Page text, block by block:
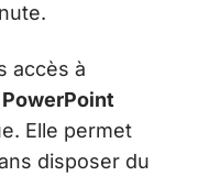
accès à
Elle permet
disposer du